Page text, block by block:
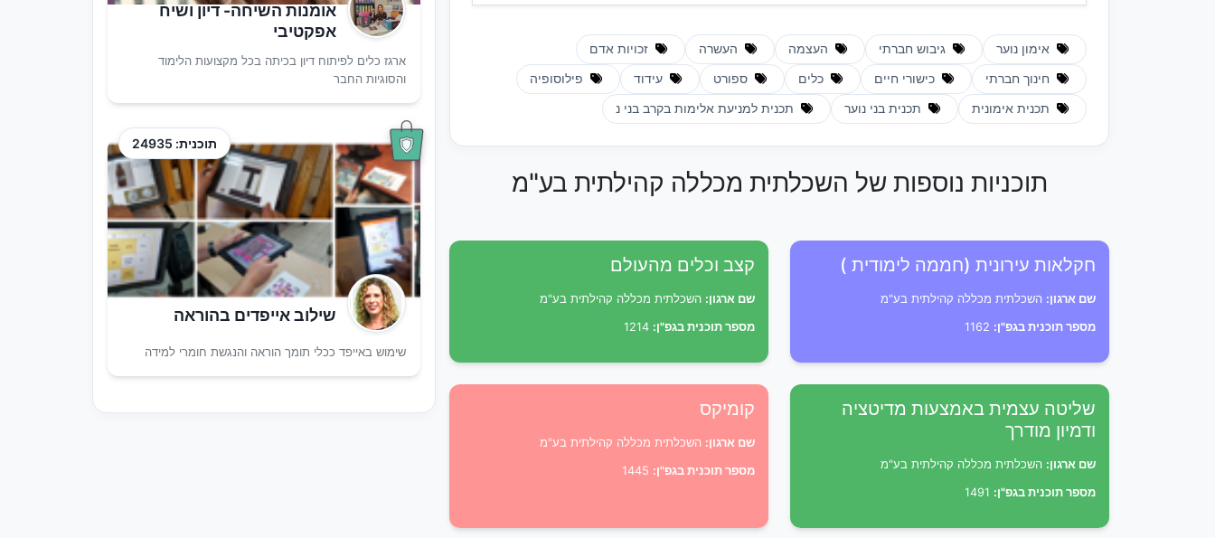
אימון נוער גיבוש חברתי העצמה העשרה זכויות אדם
חינוך חברתי כישורי חיים כלים ספורט עידוד פילוסופיה
תכנית אימונית תכנית בני נוער תכנית למניעת אלימות בקרב בני נ
תוכניות נוספות של השכלתית מכללה קהילתית בע"מ
חקלאות עירונית (חממה לימודית )
שם ארגון: השכלתית מכללה קהילתית בע"מ
מספר תוכנית בגפ"ן:
קצב וכלים מהעולם
שם ארגון: השכלתית מכללה קהילתית בע"מ
מספר תוכנית בגפ"ן:
שליטה עצמית באמצעות מדיטציה
ודמיון מודרך
שם ארגון: השכלתית מכללה קהילתית בע"מ
מספר תוכנית בגפ"ן:
קומיקס
שם ארגון: השכלתית מכללה קהילתית בע"מ
מספר תוכנית בגפ"ן:
אומנות השיחה- דיון ושיח
אפקטיבי
ארגז כלים לפיתוח דיון בכיתה בכל מקצועות הלימוד
והסוגיות החבר
תוכנית: 24935
שילוב אייפדים בהוראה
שימוש באייפד ככלי תומך הוראה והנגשת חומרי למידה